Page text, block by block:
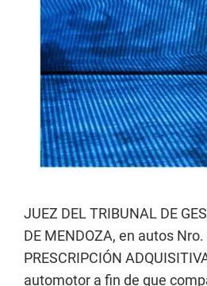
JUEZ DEL TRIBUNAL DE
DE MENDOZA, en autos Nro.
PRESCRIPCIÓN
automotor a fin de que